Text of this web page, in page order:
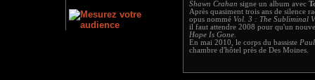
Shawn Crahan signe un album avec
Après quasiment trois ans de silence
opus nommé Vol. 3 : The Subliminal
il faut attendre 2008 pour qu'un
Hope Is Gone
En mai 2010, le corps du bassiste
chambre d'hôtel près de Des Moines.